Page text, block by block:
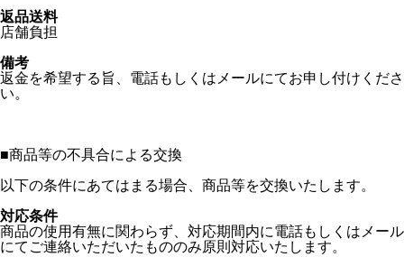
返品送料
店舗負担
備考
返金を希望する旨、電話もしくはメールにてお申し付けくださ
い。
■商品等の不具合による交換
以下の条件にあてはまる場合、商品等を交換いたします。
対応条件
商品の使用有無に関わらず、対応期間内に電話もしくはメール
にてご連絡いただいたもののみ原則対応いたします。